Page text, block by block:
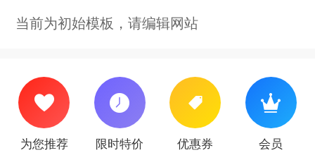
当前为初始模板，请编辑网站
为您推荐 限时特价 优惠券 会员